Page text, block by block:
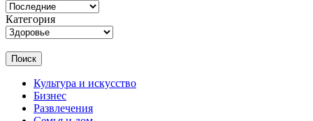
Категория
Поиск
Культура и искусство
Бизнес
Развлечения